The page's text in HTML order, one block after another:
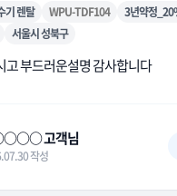
기 렌탈 WPU-TDF104
3년약정
서울시 성북구
고 부드러운설명 감사합니다
고객님
작성